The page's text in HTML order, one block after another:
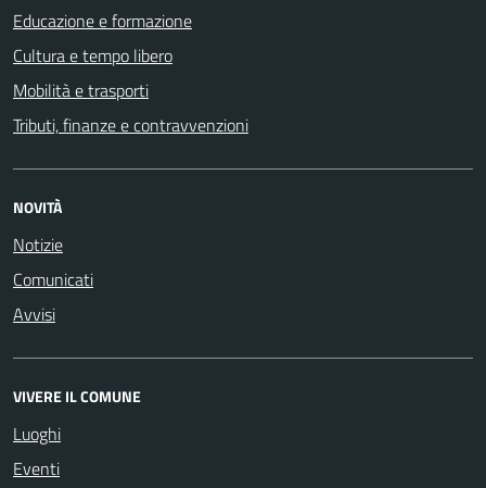
Educazione e formazione
Cultura e tempo libero
Mobilità e trasporti
Tributi, finanze e contravvenzioni
NOVITÀ
Notizie
Comunicati
Avvisi
VIVERE IL COMUNE
Luoghi
Eventi